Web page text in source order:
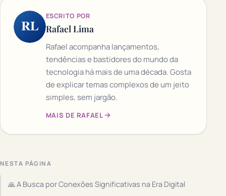
RL
ESCRITO POR
Rafael Lima
Rafael acompanha lançamentos,
tendências e bastidores do mundo da
tecnologia há mais de uma década. Gosta
de explicar temas complexos de um jeito
simples, sem jargão.
MAIS DE RAFAEL
NESTA PÁGINA
🙏 A Busca por Conexões Significativas na Era Digital